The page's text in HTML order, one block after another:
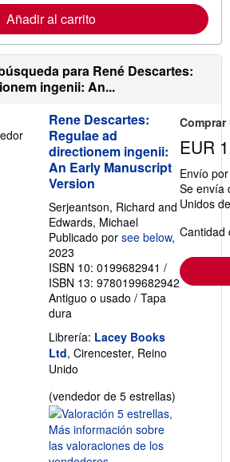
r
l
a
s
t
a
r
f
a
s
d
e
e
í
o
i
o
r
m
a
c
ó
n
s
o
b
r
a
s
t
a
i
f
a
s
e
e
n
Añadir al carrito
para René Descartes:
ingenii: An...
Rene Descartes:
Regulae ad
directionem ingenii:
An Early Manuscript
Version
Serjeantson, Richard and
Edwards, Michael
Publicado por see below,
2023
ISBN 10: 0199682941 /
ISBN 13: 9780199682942
Antiguo o usado / Tapa
dura
Librería: Lacey Books
Ltd, Cirencester, Reino
Unido
(vendedor de 5 estrellas)
EUR
Envío
Se envía
Unidos
Cantidad